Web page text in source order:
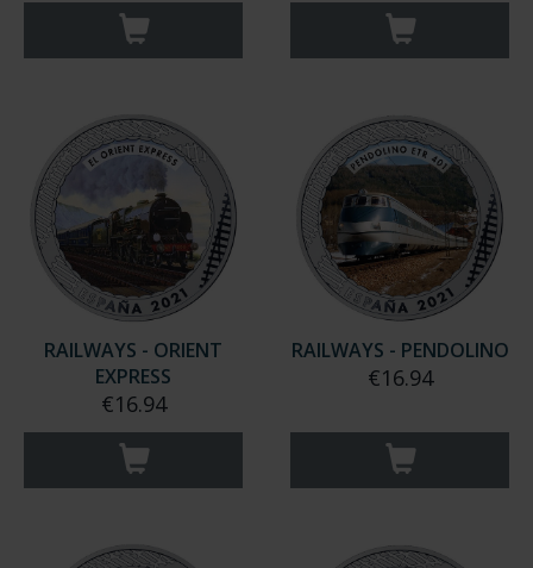
RAILWAYS - ORIENT
EXPRESS
€16.94
RAILWAYS - PENDOLINO
€16.94